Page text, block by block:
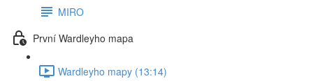
MIRO
První Wardleyho mapa
Wardleyho mapy (13:14)